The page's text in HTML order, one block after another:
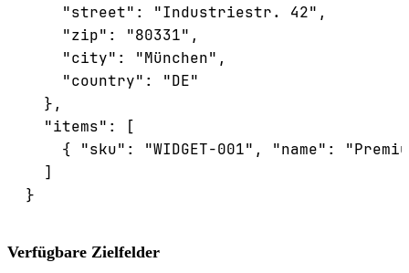
    "street": "Industriestr. 42",
    "zip": "80331",
    "city": "München",
    "country": "DE"
  },
  "items": [
{ "sku": "WIDGET-001", "name":
  ]
Verfügbare Zielfelder